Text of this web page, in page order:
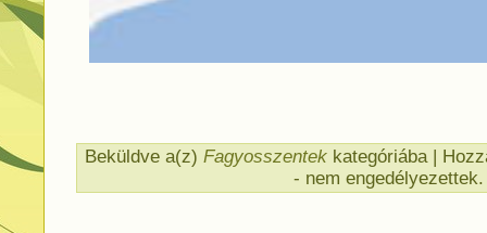
Beküldve a(z) Fagyosszentekkategóriába |
- nem engedélyezettek.